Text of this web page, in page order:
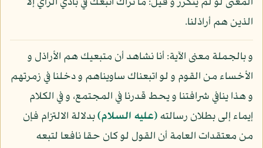
الذين هم أراذلنا.
و بالجملة معنى الآية: أنا نشاهد أن متبعيك هم الأراذل و
الأخساء من القوم و لو اتبعناك ساويناهم و دخلنا في زمرتهم
و هذا ينافي شرافتنا و يحط قدرنا في المجتمع، و في الكلام
إيماء إلى بطلان رسالته(عليه السلام)بدلالة الالتزام فإن
من معتقدات العامة أن القول لو كان حقا نافعا لتبعه